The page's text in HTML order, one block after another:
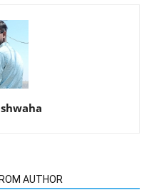
AUTHOR